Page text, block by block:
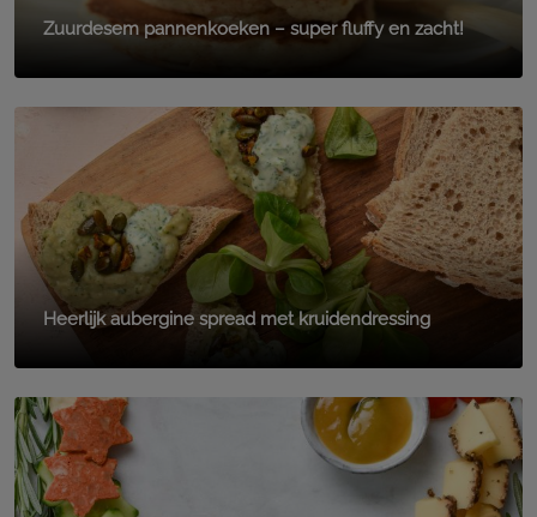
Zuurdesem pannenkoeken – super fluffy en zacht!
Heerlijk aubergine spread met kruidendressing